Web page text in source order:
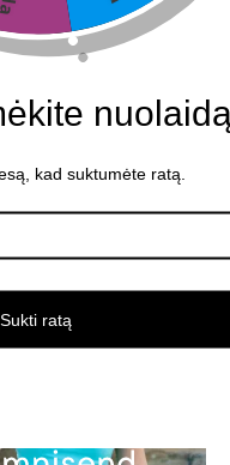
cm
kad suktumėte ratą.
Sukti ratą